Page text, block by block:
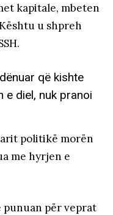
kapitale, mbeten
u shpreh
që kishte
e diel, nuk pranoi
politikë morën
me hyrjen e
punuan për veprat